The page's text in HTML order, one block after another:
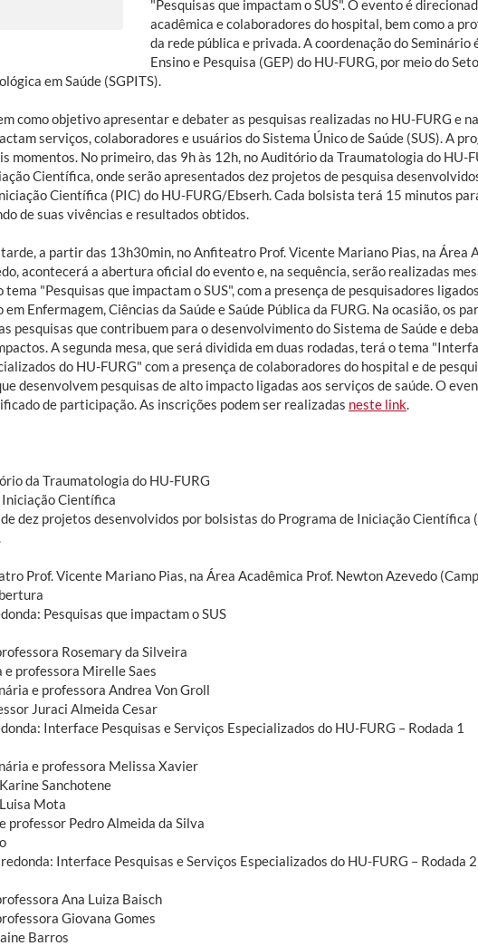
"Pesquisas que impactam o SUS". O evento é
acadêmica e colaboradores do hospital, bem como a
da rede pública e privada. A coordenação do Seminário
Ensino e Pesquisa (GEP) do HU-FURG, por meio do
em Saúde (SGPITS).
como objetivo apresentar e debater as pesquisas realizadas no HU-FURG e
serviços, colaboradores e usuários do Sistema Único de Saúde (SUS). A
momentos. No primeiro, das 9h às 12h, no Auditório da Traumatologia do HU-
Científica, onde serão apresentados dez projetos de pesquisa
Científica (PIC) do HU-FURG/Ebserh. Cada bolsista terá 15 minutos
de suas vivências e resultados obtidos.
tarde, a partir das 13h30min, no Anfiteatro Prof. Vicente Mariano Pias, na Área
acontecerá a abertura oficial do evento e, na sequência, serão realizadas
"Pesquisas que impactam o SUS", com a presença de pesquisadores
em Enfermagem, Ciências da Saúde e Saúde Pública da FURG. Na ocasião, os
pesquisas que contribuem para o desenvolvimento do Sistema de Saúde e
A segunda mesa, que será dividida em duas rodadas, terá o tema
do HU-FURG" com a presença de colaboradores do hospital e de
desenvolvem pesquisas de alto impacto ligadas aos serviços de saúde. O
de participação. As inscrições podem ser realizadas neste link
da Traumatologia do HU-FURG
Iniciação Científica
dez projetos desenvolvidos por bolsistas do Programa de Iniciação Científica
Prof. Vicente Mariano Pias, na Área Acadêmica Prof. Newton Azevedo
Pesquisas que impactam o SUS
Rosemary da Silveira
professora Mirelle Saes
e professora Andrea Von Groll
Juraci Almeida Cesar
Interface Pesquisas e Serviços Especializados do HU-FURG – Rodada 1
e professora Melissa Xavier
Sanchotene
Mota
professor Pedro Almeida da Silva
Interface Pesquisas e Serviços Especializados do HU-FURG – Rodada 2
Ana Luiza Baisch
Giovana Gomes
Barros